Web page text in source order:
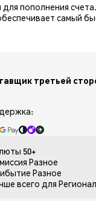
пополнения
самый
третьей
50+
Разное
Разное
всего для